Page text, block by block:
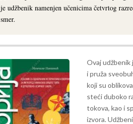
je udžbenik namenjen učenicima četvrtog
smer.
Ovaj udžbenik
i pruža
koji su
steći duboko
tokova, kao i
izvora.